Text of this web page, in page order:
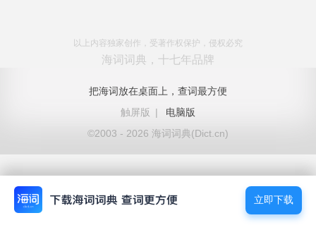
以上内容独家创作，受著作权保护，侵权必究
海词词典，十七年品牌
把海词放在桌面上，查词最方便
触屏版
|
电脑版
©2003 - 2026 海词词典(Dict.cn)
立即下载
立即下载